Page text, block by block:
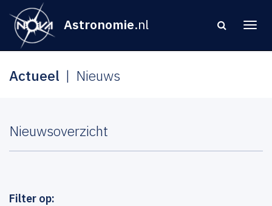
Astronomie.nl
Actueel Nieuws
Nieuwsoverzicht
Filter op: